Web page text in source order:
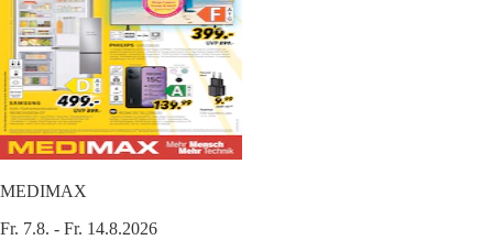
MEDIMAX
Fr. 7.8. - Fr. 14.8.2026